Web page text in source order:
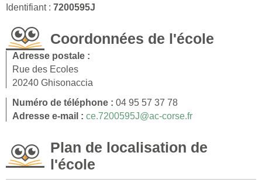
Identifiant : 7200595J
Coordonnées de l'école
Adresse postale :
Rue des Ecoles
20240 Ghisonaccia
Numéro de téléphone : 04 95 57 37 78
Adresse e-mail : ce.7200595J@ac-corse.fr
Plan de localisation de
l'école